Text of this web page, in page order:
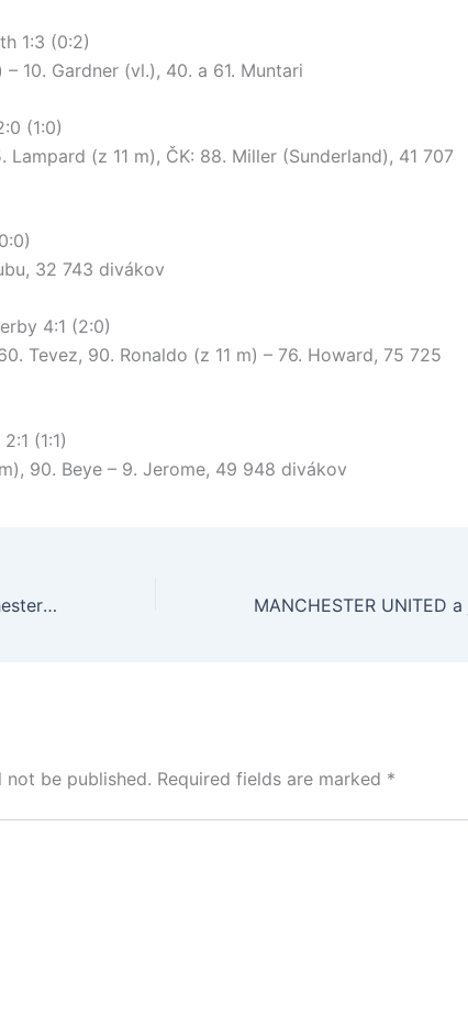
1:3 (0:2)
– 10. Gardner (vl.), 40. a 61. Muntari
(1:0)
Lampard (z 11 m), ČK: 88. Miller (Sunderland), 41 707
32 743 divákov
4:1 (2:0)
Tevez, 90. Ronaldo (z 11 m) – 76. Howard, 75 725
(1:1)
90. Beye – 9. Jerome, 49 948 divákov
RYAN GIGGS – Ikona Manchesteru United – 100. gól
not be published. Required fields are marked *